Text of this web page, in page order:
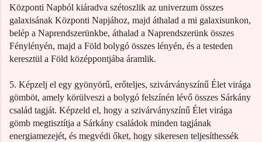
Központi Napból kiáradva szétoszlik az univerzum összes
galaxisának Központi Napjához, majd áthalad a mi galaxisunkon,
belép a Naprendszerünkbe, áthalad a Naprendszerünk összes
Fénylényén, majd a Föld bolygó összes lényén, és a testeden
keresztül a Föld középpontjába áramlik.
5. Képzelj el egy gyönyörű, erőteljes, szivárványszínű Élet virága
gömböt, amely körülveszi a bolygó felszínén lévő összes Sárkány
család tagját. Képzeld el, hogy a szivárványszínű Élet virága
gömb megtisztítja a Sárkány családok minden tagjának
energiamezejét, és megvédi őket, hogy sikeresen teljesíthessék